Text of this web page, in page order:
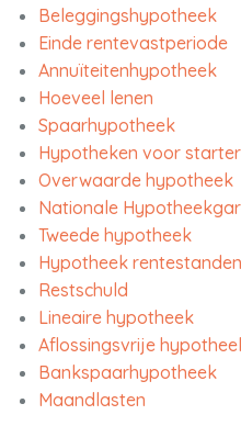
Beleggingshypotheek
Einde rentevastperiode
Annuïteitenhypotheek
Hoeveel lenen
Spaarhypotheek
Hypotheken voor
Overwaarde hypotheek
Nationale
Tweede hypotheek
Hypotheek rentestanden
Restschuld
Lineaire hypotheek
Aflossingsvrije
Bankspaarhypotheek
Maandlasten